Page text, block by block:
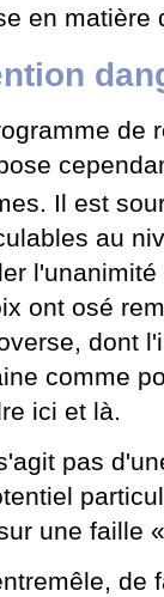
en matière
de
Il est
au
ont osé
dont
comme
ici et là.
pas
une faille
de